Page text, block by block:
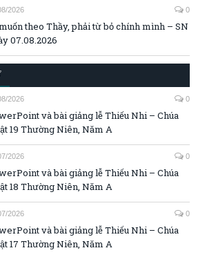
2026 0
theo Thầy, phải từ bỏ chính mình – SN
07.08.2026
2026 0
và bài giảng lễ Thiếu Nhi – Chúa
19 Thường Niên, Năm A
2026 0
và bài giảng lễ Thiếu Nhi – Chúa
18 Thường Niên, Năm A
2026 0
và bài giảng lễ Thiếu Nhi – Chúa
17 Thường Niên, Năm A